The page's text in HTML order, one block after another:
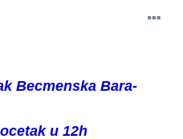
Becmenska Bara-
u 12h